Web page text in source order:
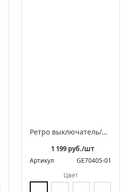
Ретро выключатель/переключатель фарфоровый поворотный проходной одноклавишный, серия «Аврора»
1 199 руб./шт
Артикул
GE70405-01
Цвет